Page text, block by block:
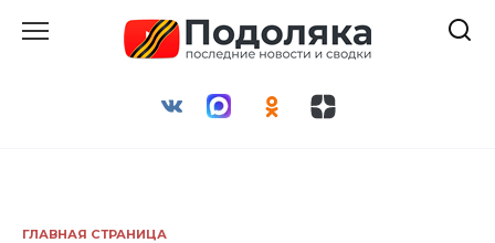
ГЛАВНАЯ СТРАНИЦА